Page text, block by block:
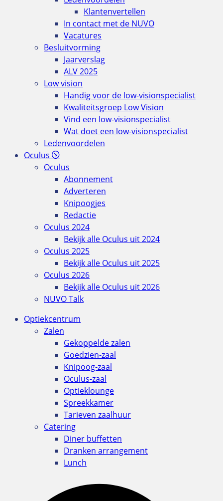
Klantenvertellen
In contact met de NUVO
Vacatures
Besluitvorming
Jaarverslag
ALV 2025
Low vision
Handig voor de low-visionspecialist
Kwaliteitsgroep Low Vision
Vind een low-visionspecialist
Wat doet een low-visionspecialist
Ledenvoordelen
Oculus
Oculus
Abonnement
Adverteren
Knipoogjes
Redactie
Oculus 2024
Bekijk alle Oculus uit 2024
Oculus 2025
Bekijk alle Oculus uit 2025
Oculus 2026
Bekijk alle Oculus uit 2026
NUVO Talk
Optiekcentrum
Zalen
Gekoppelde zalen
Goedzien-zaal
Knipoog-zaal
Oculus-zaal
Optieklounge
Spreekkamer
Tarieven zaalhuur
Catering
Diner buffetten
Dranken arrangement
Lunch